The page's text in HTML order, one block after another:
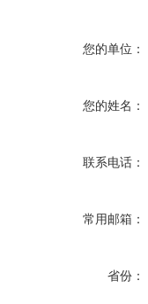
您的单位：
您的姓名：
联系电话：
常用邮箱：
省份：